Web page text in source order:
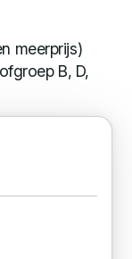
meerprijs)
B, D,